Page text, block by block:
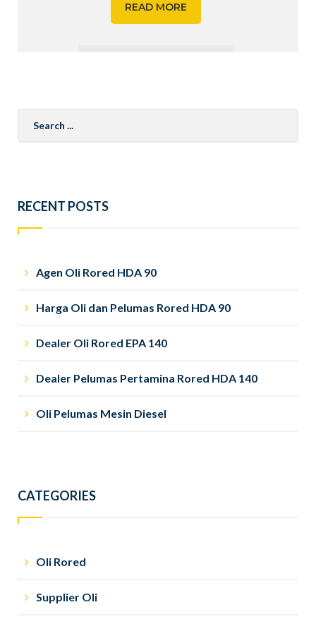
READ MORE
for:
RECENT POSTS
Agen Oli Rored HDA 90
Harga Oli dan Pelumas Rored HDA 90
Dealer Oli Rored EPA 140
Dealer Pelumas Pertamina Rored HDA 140
Oli Pelumas Mesin Diesel
CATEGORIES
Oli Rored
Supplier Oli